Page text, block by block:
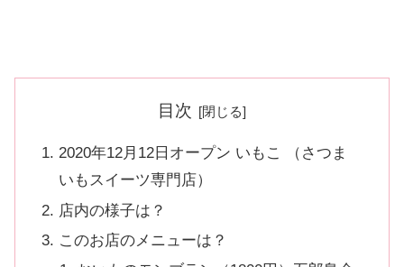
目次
2020年12月12日オープン いもこ （さつま
いもスイーツ専門店）
店内の様子は？
このお店のメニューは？